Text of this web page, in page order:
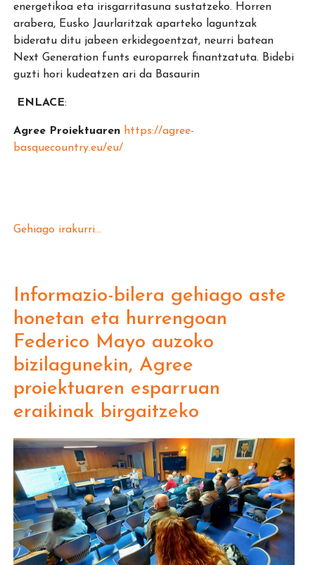
energetikoa eta irisgarritasuna sustatzeko. Horren
arabera, Eusko Jaurlaritzak aparteko laguntzak
bideratu ditu jabeen erkidegoentzat, neurri batean
Next Generation funts europarrek finantzatuta. Bidebi
guzti hori kudeatzen ari da Basaurin
ENLACE:
Agree Proiektuaren https://agree-
basquecountry.eu/eu/
Gehiago irakurri...
Informazio-bilera gehiago aste
honetan eta hurrengoan
Federico Mayo auzoko
bizilagunekin, Agree
proiektuaren esparruan
eraikinak birgaitzeko